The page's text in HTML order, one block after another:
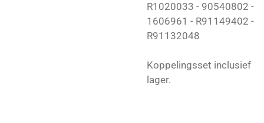
R1020033 - 90540802 -
1606961 - R91149402 -
R91132048
Koppelingsset inclusief
lager.